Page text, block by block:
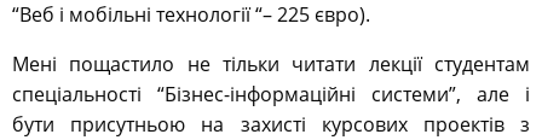
“Веб і мобільні технології “– 225 євро).
Мені пощастило не тільки читати лекції студентам
спеціальності “Бізнес-інформаційні системи”, але і
бути присутньою на захисті курсових проектів з